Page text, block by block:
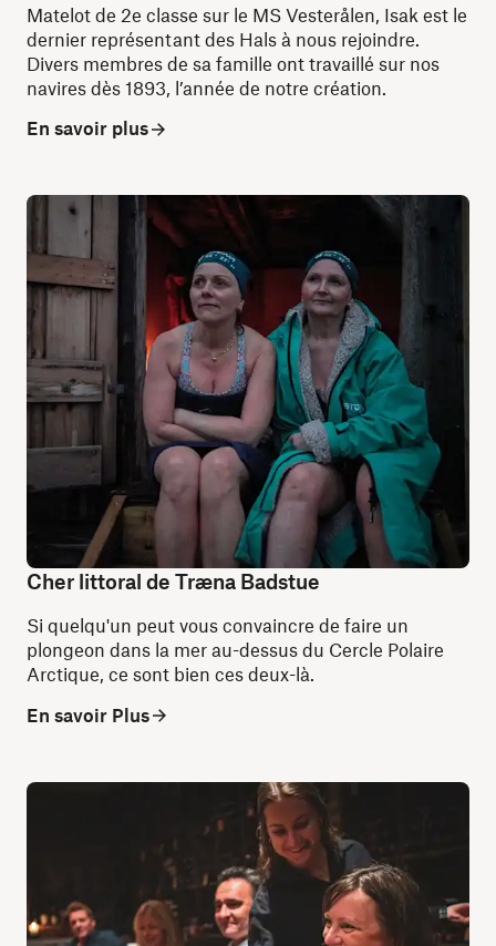
Matelot de 2e classe sur le MS Vesterålen, Isak est le
dernier représentant des Hals à nous rejoindre.
Divers membres de sa famille ont travaillé sur nos
navires dès 1893, l’année de notre création.
En savoir plus
Cher littoral de Træna Badstue
Si quelqu'un peut vous convaincre de faire un
plongeon dans la mer au-dessus du Cercle Polaire
Arctique, ce sont bien ces deux-là.
En savoir Plus